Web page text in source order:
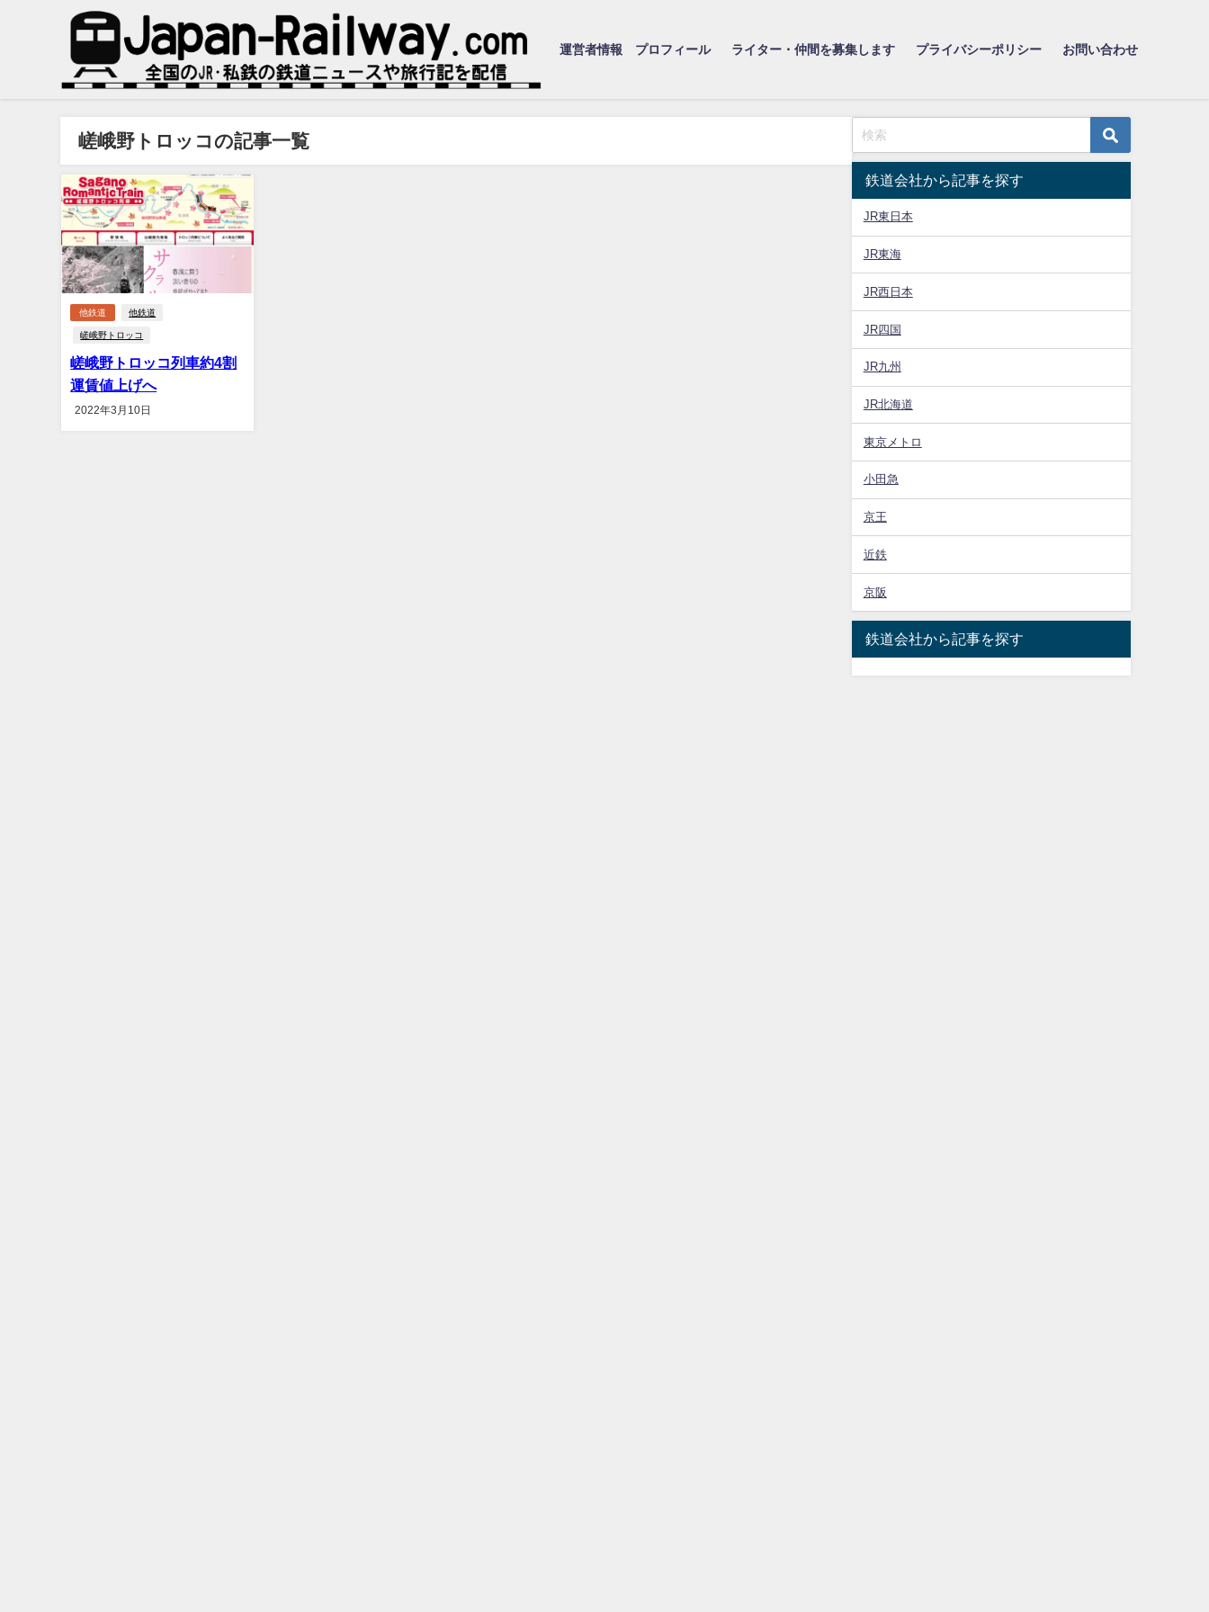
運営者情報 プロフィール ライター・仲間を募集します プライバシーポリシー お問い合わせ
嵯峨野トロッコの記事一覧
他鉄道 他鉄道
嵯峨野トロッコ
嵯峨野トロッコ列車約4割
運賃値上げへ
2022年3月10日
鉄道会社から記事を探す
JR東日本
JR東海
JR西日本
JR四国
JR九州
JR北海道
東京メトロ
小田急
京王
近鉄
京阪
鉄道会社から記事を探す